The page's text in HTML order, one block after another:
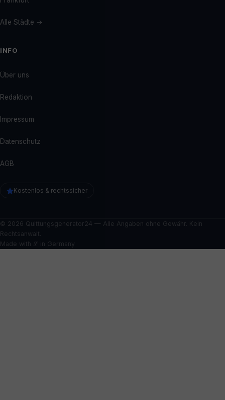
Alle Städte →
INFO
Über uns
Redaktion
Impressum
Datenschutz
AGB
Kostenlos & rechtssicher
© 2026 Quittungsgenerator24 — Alle Angaben ohne Gewähr. Kein
Rechtsanwalt.
Made with ℒ in Germany